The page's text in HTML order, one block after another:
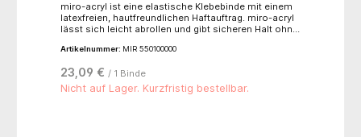
miro-acryl ist eine elastische Klebebinde mit einem
latexfreien, hautfreundlichen Haftauftrag. miro-acryl
lässt sich leicht abrollen und gibt sicheren Halt ohne
Insuffizienz- Phlebologie- Sportmedizin- Luxationen-
Sehnen-, Bänder- und Muskelverletzungen-
Kompressionsverbände
Artikelnummer: MIR 550100000
23,09 € / 1 Binde
Nicht auf Lager. Kurzfristig bestellbar.